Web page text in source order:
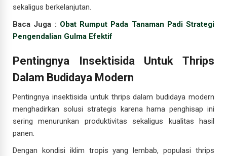
sekaligus berkelanjutan.
Baca Juga : Obat Rumput Pada Tanaman Padi Strategi
Pengendalian Gulma Efektif
Pentingnya Insektisida Untuk Thrips
Dalam Budidaya Modern
Pentingnya insektisida untuk thrips dalam budidaya modern
menghadirkan solusi strategis karena hama penghisap ini
sering menurunkan produktivitas sekaligus kualitas hasil
panen.
Dengan kondisi iklim tropis yang lembab, populasi thrips